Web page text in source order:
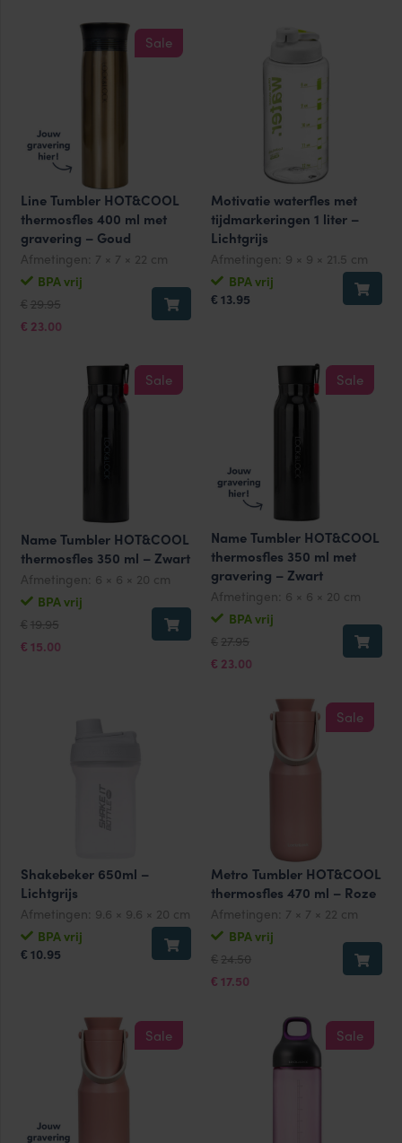
Sale
Line Tumbler HOT&COOL
thermosfles 400 ml met
gravering – Goud
Afmetingen: 7 × 7 × 22 cm
BPA vrij
€ 29.95
Oorspronkelijke
prijs
was:
€ 23.00
Huidige
prijs
is:
Motivatie waterfles met
tijdmarkeringen 1 liter –
Lichtgrijs
Afmetingen: 9 × 9 × 21.5 cm
BPA vrij
€ 13.95
Sale
Name Tumbler HOT&COOL
thermosfles 350 ml – Zwart
Afmetingen: 6 × 6 × 20 cm
BPA vrij
€ 19.95
Oorspronkelijke
prijs
was:
€ 15.00
Huidige
prijs
is:
Sale
Name Tumbler HOT&COOL
thermosfles 350 ml met
gravering – Zwart
Afmetingen: 6 × 6 × 20 cm
BPA vrij
€ 27.95
Oorspronkelijke
prijs
was:
€ 23.00
Huidige
prijs
is:
Shakebeker 650ml –
Lichtgrijs
Afmetingen: 9.6 × 9.6 × 20 cm
BPA vrij
€ 10.95
Sale
Metro Tumbler HOT&COOL
thermosfles 470 ml – Roze
Afmetingen: 7 × 7 × 22 cm
BPA vrij
€ 24.50
Oorspronkelijke
prijs
was:
€ 17.50
Huidige
prijs
is:
Sale Sale